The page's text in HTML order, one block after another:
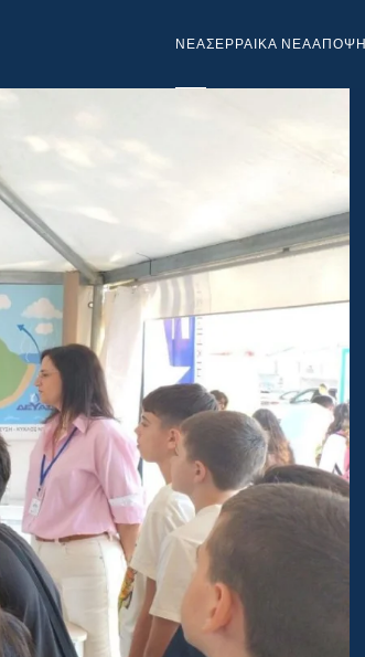
NEAΣΕΡΡΑΙΚΑ ΝΕΑΑΠΟΨΗ